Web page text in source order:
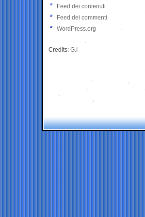
Feed dei contenuti
Feed dei commenti
WordPress.org
Credits: G.I